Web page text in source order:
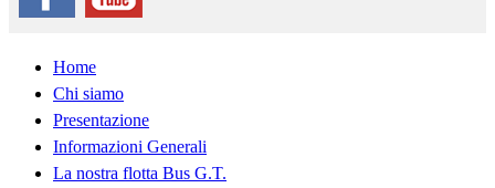
Home
Chi siamo
Presentazione
Informazioni Generali
La nostra flotta Bus G.T.